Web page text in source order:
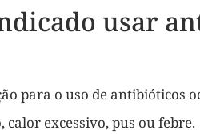
usar
para o uso de antibióticos
excessivo, pus ou febre.